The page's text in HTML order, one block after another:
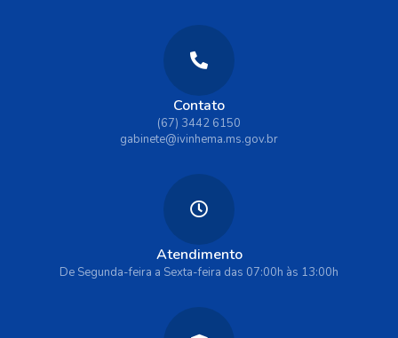
Contato
(67) 3442 6150
gabinete@ivinhema.ms.gov.br
Atendimento
De Segunda-feira a Sexta-feira das 07:00h às 13:00h